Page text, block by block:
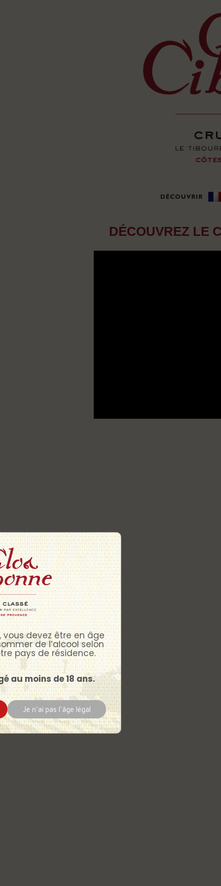
DÉCOUVREZ LE
vous devez être en âge
de l’alcool selon
pays de résidence.
au moins de 18 ans.
Je n'ai pas l'âge légal